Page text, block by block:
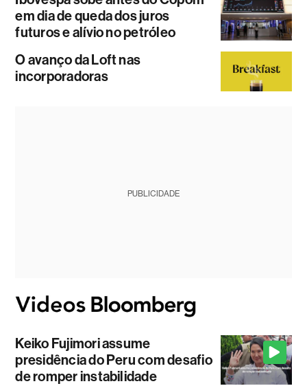
em dia de queda dos juros
futuros e alívio no petróleo
O avanço da Loft nas
incorporadoras
PUBLICIDADE
Keiko Fujimori assume
presidência do Peru com desafio
de romper instabilidade